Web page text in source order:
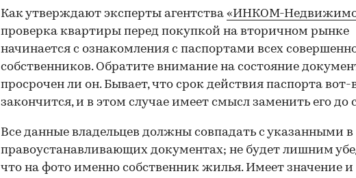
Как утверждают эксперты агентства «ИНКОМ-
проверка квартиры перед покупкой на вторичном рынке
начинается с ознакомления с паспортами всех
собственников. Обратите внимание на состояние
просрочен ли он. Бывает, что срок действия паспорта вот-
закончится, и в этом случае имеет смысл заменить его до
Все данные владельцев должны совпадать с указанными в
правоустанавливающих документах; не будет лишним
что на фото именно собственник жилья. Имеет значение и